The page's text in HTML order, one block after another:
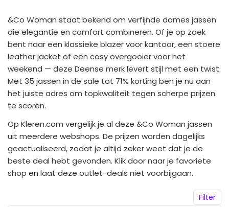
&Co Woman staat bekend om verfijnde dames jassen
die elegantie en comfort combineren. Of je op zoek
bent naar een klassieke blazer voor kantoor, een stoere
leather jacket of een cosy overgooier voor het
weekend — deze Deense merk levert stijl met een twist.
Met 35 jassen in de sale tot 71% korting ben je nu aan
het juiste adres om topkwaliteit tegen scherpe prijzen
te scoren.
Op Kleren.com vergelijk je al deze &Co Woman jassen
uit meerdere webshops. De prijzen worden dagelijks
geactualiseerd, zodat je altijd zeker weet dat je de
beste deal hebt gevonden. Klik door naar je favoriete
shop en laat deze outlet-deals niet voorbijgaan.
Filter